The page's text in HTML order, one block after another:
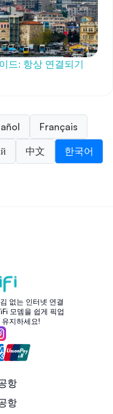
드: 항상 연결되기
Français
中文 한국어
없는 인터넷 연결
모뎀을 쉽게 픽업
지하세요!
항
항